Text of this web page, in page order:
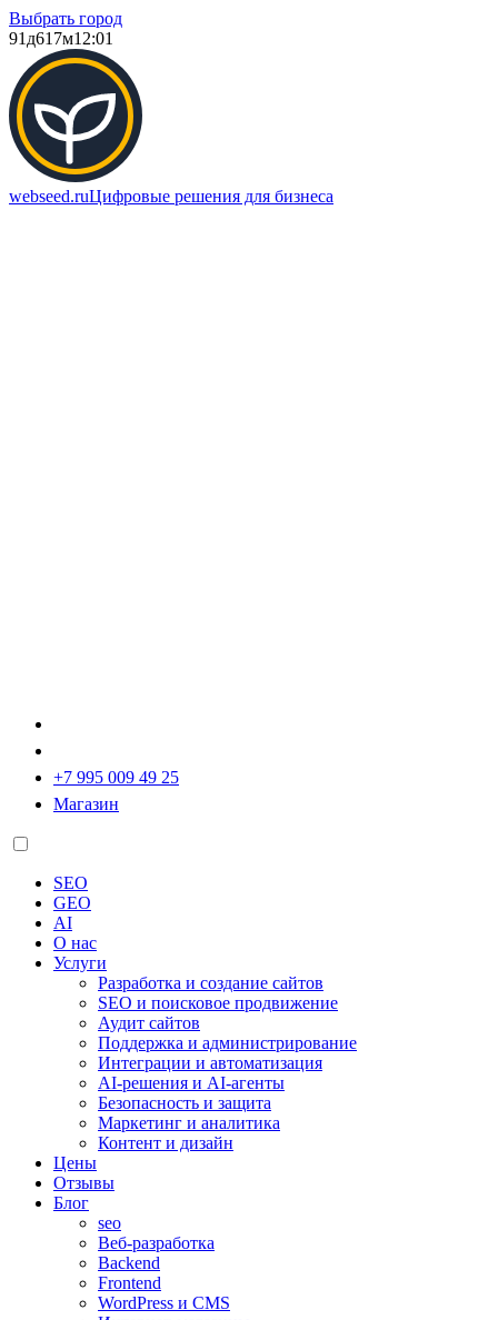
Выбрать город
91д617м12:01
webseed.ruЦифровые решения для бизнеса
+7 995 009 49 25
Магазин
SEO
GEO
AI
О нас
Услуги
Разработка и создание сайтов
SEO и поисковое продвижение
Аудит сайтов
Поддержка и администрирование
Интеграции и автоматизация
AI-решения и AI-агенты
Безопасность и защита
Маркетинг и аналитика
Контент и дизайн
Цены
Отзывы
Блог
seo
Веб-разработка
Backend
Frontend
WordPress и CMS